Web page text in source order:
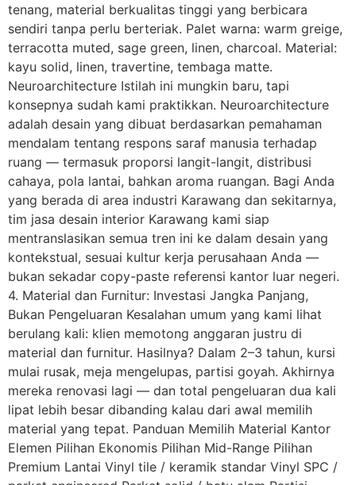
tenang, material berkualitas tinggi yang berbicara
sendiri tanpa perlu berteriak. Palet warna: warm greige,
terracotta muted, sage green, linen, charcoal. Material:
kayu solid, linen, travertine, tembaga matte.
Neuroarchitecture Istilah ini mungkin baru, tapi
konsepnya sudah kami praktikkan. Neuroarchitecture
adalah desain yang dibuat berdasarkan pemahaman
mendalam tentang respons saraf manusia terhadap
ruang — termasuk proporsi langit-langit, distribusi
cahaya, pola lantai, bahkan aroma ruangan. Bagi Anda
yang berada di area industri Karawang dan sekitarnya,
tim jasa desain interior Karawang kami siap
mentranslasikan semua tren ini ke dalam desain yang
kontekstual, sesuai kultur kerja perusahaan Anda —
bukan sekadar copy-paste referensi kantor luar negeri.
4. Material dan Furnitur: Investasi Jangka Panjang,
Bukan Pengeluaran Kesalahan umum yang kami lihat
berulang kali: klien memotong anggaran justru di
material dan furnitur. Hasilnya? Dalam 2–3 tahun, kursi
mulai rusak, meja mengelupas, partisi goyah. Akhirnya
mereka renovasi lagi — dan total pengeluaran dua kali
lipat lebih besar dibanding kalau dari awal memilih
material yang tepat. Panduan Memilih Material Kantor
Elemen Pilihan Ekonomis Pilihan Mid-Range Pilihan
Premium Lantai Vinyl tile / keramik standar Vinyl SPC /